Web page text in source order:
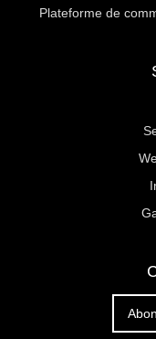
Plateforme de